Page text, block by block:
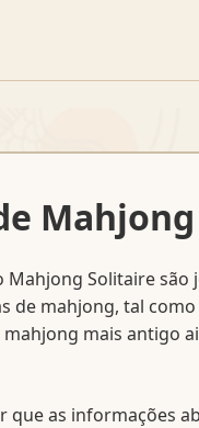
Mahjong
Mahjong Solitaire são
de mahjong, tal
mais antigo
as informações